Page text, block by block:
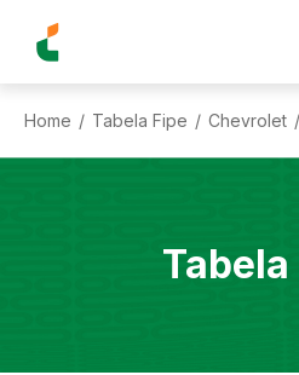
Home / Tabela Fipe / Chevrolet /
Tabela